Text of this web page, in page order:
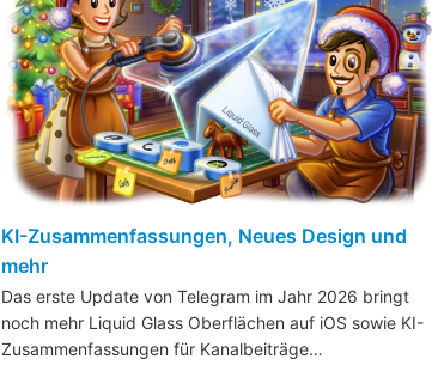
KI-Zusammenfassungen, Neues Design und
mehr
Das erste Update von Telegram im Jahr 2026 bringt
noch mehr Liquid Glass Oberflächen auf iOS sowie KI-
Zusammenfassungen für Kanalbeiträge…